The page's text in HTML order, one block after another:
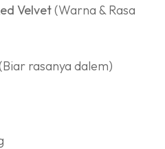
Velvet(Warna & Rasa
rasanya dalem)